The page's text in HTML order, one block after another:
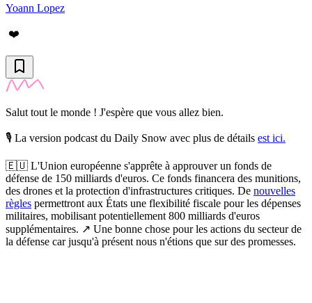
Yoann Lopez
❤️
Salut tout le monde ! J'espère que vous allez bien.
🎙️ La version podcast du Daily Snow avec plus de détails est ici.
🇪🇺 L'Union européenne s'apprête à approuver un fonds de
défense de 150 milliards d'euros. Ce fonds financera des munitions,
des drones et la protection d'infrastructures critiques. De nouvelles
règles permettront aux États une flexibilité fiscale pour les dépenses
militaires, mobilisant potentiellement 800 milliards d'euros
supplémentaires. ↗️ Une bonne chose pour les actions du secteur de
la défense car jusqu'à présent nous n'étions que sur des promesses.